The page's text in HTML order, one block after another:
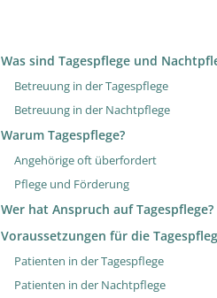
Was sind Tagespflege und
Betreuung in der Tagespflege
Betreuung in der Nachtpflege
Warum Tagespflege?
Angehörige oft überfordert
Pflege und Förderung
Wer hat Anspruch auf Tagespflege?
Voraussetzungen für die
Patienten in der Tagespflege
Patienten in der Nachtpflege